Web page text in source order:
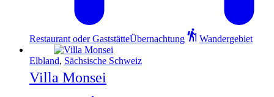
Restaurant oder GaststätteÜbernachtung Wandergebiet
Elbland, Sächsische Schweiz
Villa Monsei